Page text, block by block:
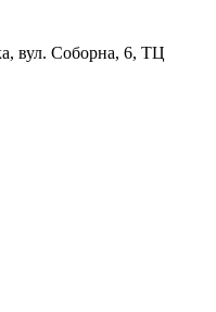
вул. Соборна, 6, ТЦ